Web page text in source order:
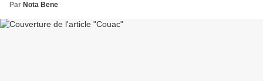
Par Nota Bene